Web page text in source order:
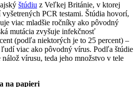
štúdiu z Veľkej Británie, v ktorej
PCR testami. Štúdia hovorí,
viac mladšie ročníky ako pôvodný
mutácia zvyšuje infekčnosť
(podľa niektorých je to 25 percent) –
viac ako pôvodný vírus. Podľa štúdie
vírusu, teda jeho množstvo v tele
na papieri